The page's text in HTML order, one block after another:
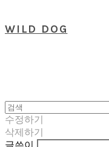
WILD DOG
수정하기
삭제하기